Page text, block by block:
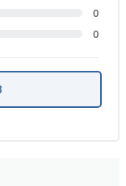
0
0